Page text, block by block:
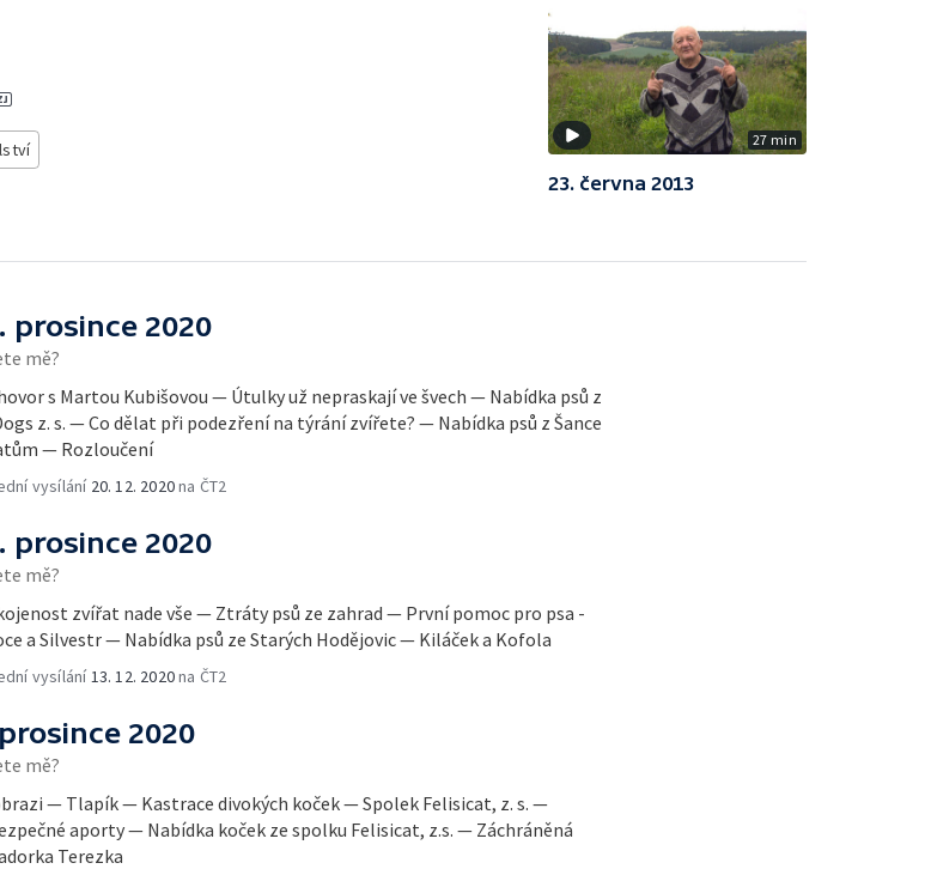
27 min
23. června 2013
prosince 2020
mě?
s Martou Kubišovou — Útulky už nepraskají ve švech — Nabídka psů z
z. s. — Co dělat při podezření na týrání zvířete? — Nabídka psů z Šance
— Rozloučení
vysílání 20. 12. 2020na ČT2
prosince 2020
mě?
zvířat nade vše — Ztráty psů ze zahrad — První pomoc pro psa -
a Silvestr — Nabídka psů ze Starých Hodějovic — Kiláček a Kofola
vysílání 13. 12. 2020na ČT2
2020
mě?
— Tlapík — Kastrace divokých koček — Spolek Felisicat, z. s. —
aporty — Nabídka koček ze spolku Felisicat, z.s. — Záchráněná
Terezka